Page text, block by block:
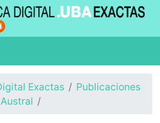
Exactas
Publicaciones